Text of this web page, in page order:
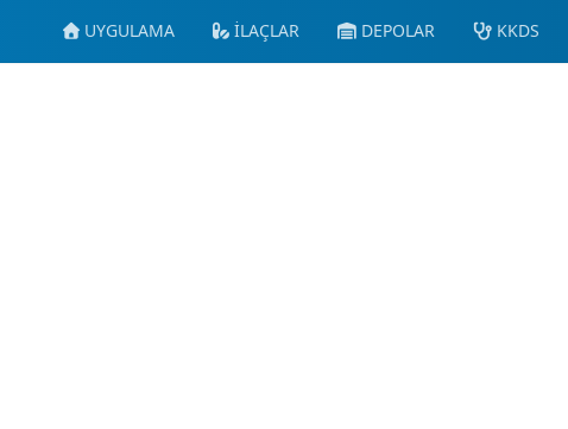
UYGULAMA İLAÇLAR DEPOLAR KKDS